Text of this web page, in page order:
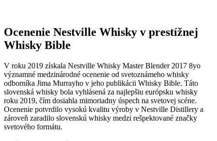
Ocenenie Nestville Whisky v prestížnej
Whisky Bible
V roku 2019 získala Nestville Whisky Master Blender 2017 8yo
významné medzinárodné ocenenie od svetoznámeho whisky
odborníka Jima Murrayho v jeho publikácii Whisky Bible. Táto
slovenská whisky bola vyhlásená za najlepšiu európsku whisky
roku 2019, čím dosiahla mimoriadny úspech na svetovej scéne.
Ocenenie potvrdilo vysokú kvalitu výroby v Nestville Distillery a
zároveň zaradilo slovenskú whisky medzi rešpektované značky
svetového formátu.